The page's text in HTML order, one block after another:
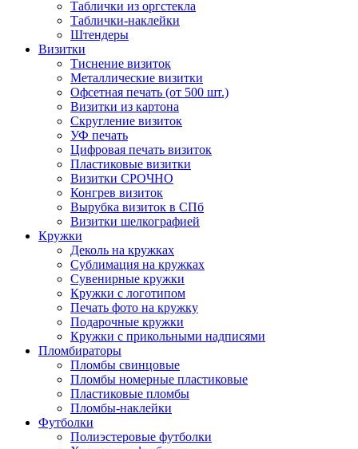
Таблички из оргстекла
Таблички-наклейки
Штендеры
Визитки
Тиснение визиток
Металлические визитки
Офсетная печать (от 500 шт.)
Визитки из картона
Скругление визиток
УФ печать
Цифровая печать визиток
Пластиковые визитки
Визитки СРОЧНО
Конгрев визиток
Вырубка визиток в СПб
Визитки шелкографией
Кружки
Деколь на кружках
Сублимация на кружках
Сувенирные кружки
Кружки с логотипом
Печать фото на кружку
Подарочные кружки
Кружки с прикольными надписями
Пломбираторы
Пломбы свинцовые
Пломбы номерные пластиковые
Пластиковые пломбы
Пломбы-наклейки
Футболки
Полиэстеровые футболки